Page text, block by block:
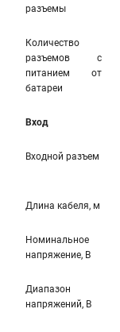
разъемы
Количество
разъемов с
питанием от
батареи
Вход
Входной разъем
Длина кабеля, м
Номинальное
напряжение, В
Диапазон
напряжений, В